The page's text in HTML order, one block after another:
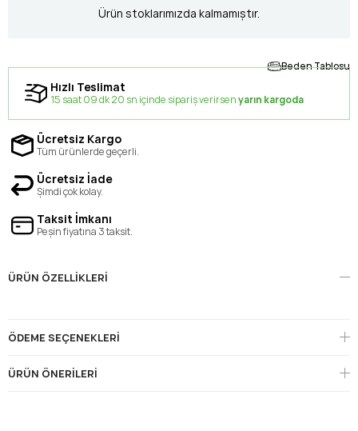
Ürün stoklarımızda kalmamıştır.
Beden Tablosu
Hızlı Teslimat
15 saat 09 dk 20 sn içinde sipariş verirsenyarın kargoda
Ücretsiz Kargo
Tüm ürünlerde geçerli.
Ücretsiz İade
Şimdi çok kolay.
Taksit İmkanı
Peşin fiyatına 3 taksit.
ÜRÜN ÖZELLIKLERI
ÖDEME SEÇENEKLERI
ÜRÜN ÖNERILERI